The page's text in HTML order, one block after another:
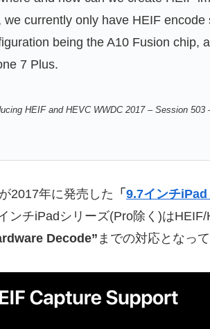
we currently only have HEIF
being the A10 Fusion chip,
7 Plus.
HEIF and HEVC WWDC 2017 – Session 503
2017年に発売した 「 9.7インチiPad
ンチiPadシリーズ(Pro除く)はHEIF/
Decode” までの対応となっ